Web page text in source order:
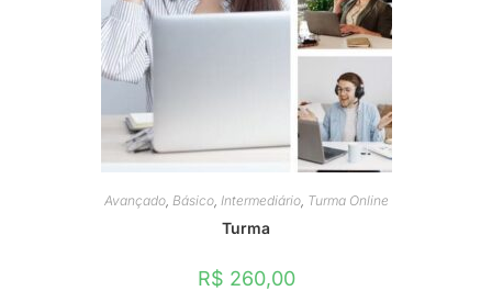
Avançado, Básico, Intermediário, Turma Online
Turma
R$ 260,00